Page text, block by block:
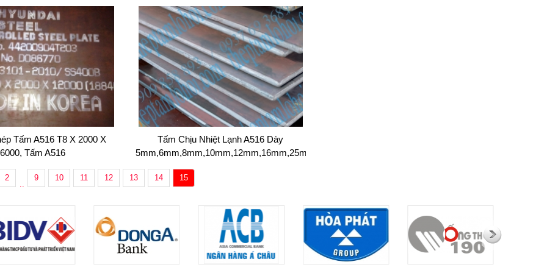
Tấm A516 T8 X 2000 X
6000, Tấm A516
Tấm Chịu Nhiệt Lạnh A516 Dày
5mm,6mm,8mm,10mm,12mm,16mm,25mm,30mm,50mm,500
2
..
9 10 11 12 13 14 15